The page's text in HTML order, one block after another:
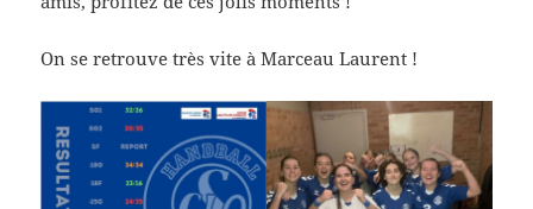
On se retrouve très vite à Marceau Laurent !